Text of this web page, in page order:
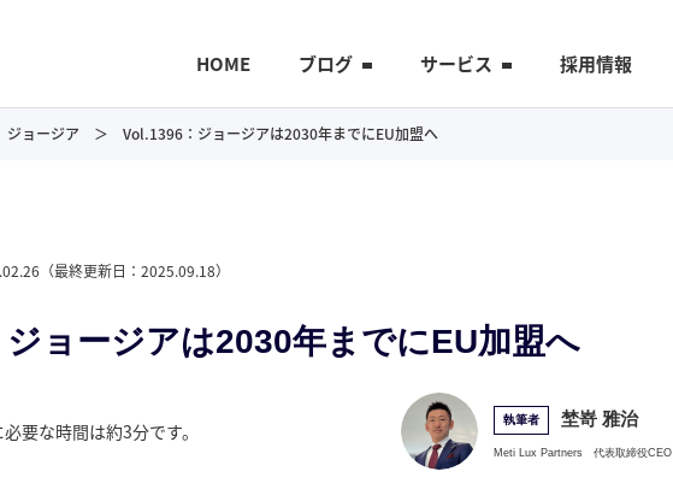
HOME ブログ サービス 採用情報
ジョージア Vol.1396：ジョージアは2030年までにEU加盟へ
（最終更新日： 2025.09.18）
ョージアは2030年までにEU加盟へ
要な時間は約3分です。 執筆者 埜嵜 雅治
Meti Lux Partners 代表取締役CEO